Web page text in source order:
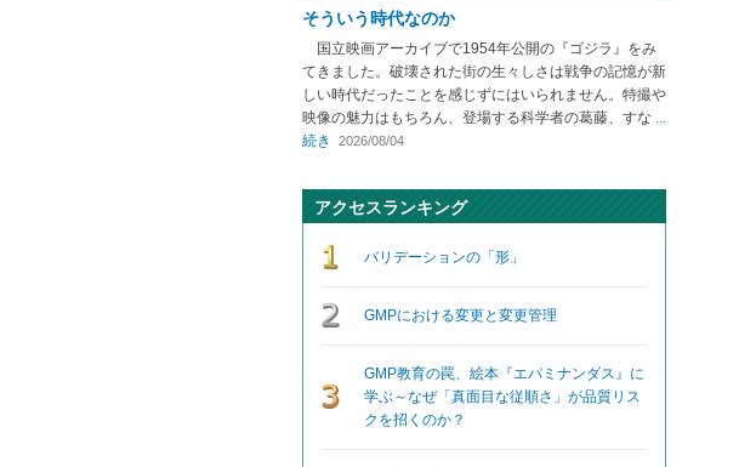
そういう時代なのか
国立映画アーカイブで1954年公開の『ゴジラ』をみ
てきました。破壊された街の生々しさは戦争の記憶が新
しい時代だったことを感じずにはいられません。特撮や
映像の魅力はもちろん、登場する科学者の葛藤、すな ...
続き
2026/08/04
アクセスランキング
バリデーションの「形」
GMPにおける変更と変更管理
GMP教育の罠、絵本『エパミナンダス』に
学ぶ～なぜ「真面目な従順さ」が品質リス
クを招くのか？